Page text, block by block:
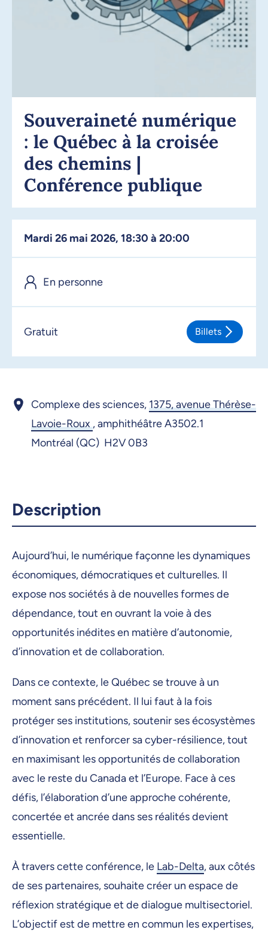
Souveraineté numérique
: le Québec à la croisée
des chemins |
Conférence publique
mardi 26 mai 2026, 18:30 à 20:00
En personne
Gratuit Billets
Complexe des sciences, 1375, avenue Thérèse-
Lavoie-Roux ,amphithéâtre A3502.1
Montréal (QC) H2V 0B3
Description
Aujourd’hui, le numérique façonne les dynamiques
économiques, démocratiques et culturelles. Il
expose nos sociétés à de nouvelles formes de
dépendance, tout en ouvrant la voie à des
opportunités inédites en matière d’autonomie,
d’innovation et de collaboration.
Dans ce contexte, le Québec se trouve à un
moment sans précédent. Il lui faut à la fois
protéger ses institutions, soutenir ses écosystèmes
d’innovation et renforcer sa cyber-résilience, tout
en maximisant les opportunités de collaboration
avec le reste du Canada et l’Europe. Face à ces
défis, l’élaboration d’une approche cohérente,
concertée et ancrée dans ses réalités devient
essentielle.
À travers cette conférence, le Lab-Delta, aux côtés
de ses partenaires, souhaite créer un espace de
réflexion stratégique et de dialogue multisectoriel.
L’objectif est de mettre en commun les expertises,